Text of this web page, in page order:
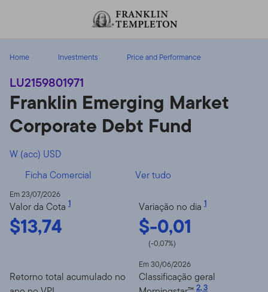
Home Investments Price and Performance
LU2159801971
Franklin Emerging Market
Corporate Debt Fund
W (acc) USD
Ficha Comercial
Ver tudo
Em 23/07/2026
Valor da Cota 1
$13,74
Variação no dia 1
$-0,01
(-0,07%)
Retorno total acumulado no
Em 30/06/2026
Classificação geral
2,3